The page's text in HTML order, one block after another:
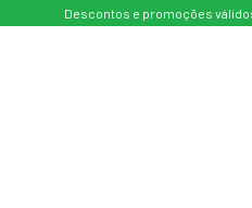
Descontos e promoções